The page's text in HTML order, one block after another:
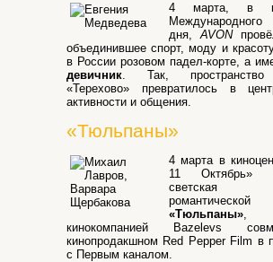
4 марта, в
дня,AVON
объединившее спорт, моду и
в России розовом падел-корте, а
девичник. Так, пространство
«Терехово» превратилось в
активности и общения.
«Тюльпаны»
4 марта в
11 Октябрь»
светская
«Тюльпаны»,
кинокомпанией Bazelevs
кинопродакшном Red Pepper Film в
с Первым каналом.